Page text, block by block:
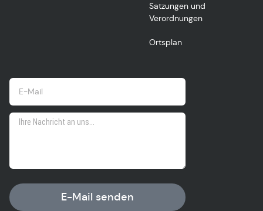
Satzungen und
Verordnungen
Ortsplan
E-Mail senden